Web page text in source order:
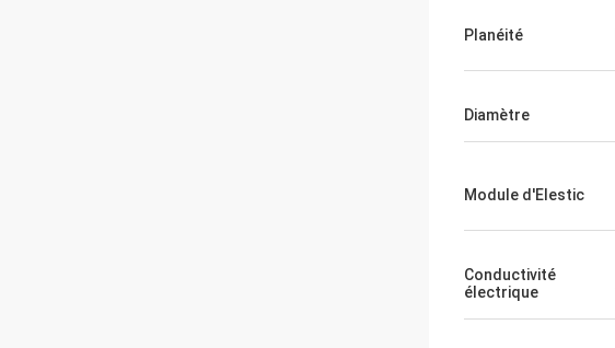
Planéité
Diamètre
Module d'Elestic
Conductivité
électrique